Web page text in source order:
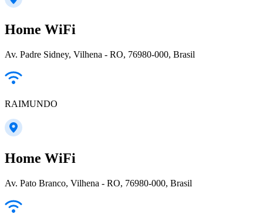
Home WiFi
Av. Padre Sidney, Vilhena - RO, 76980-000, Brasil
RAIMUNDO
Home WiFi
Av. Pato Branco, Vilhena - RO, 76980-000, Brasil